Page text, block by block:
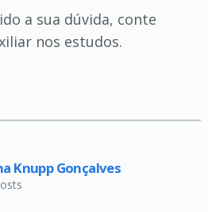
a sua dúvida, conte
nos estudos.
Knupp Gonçalves